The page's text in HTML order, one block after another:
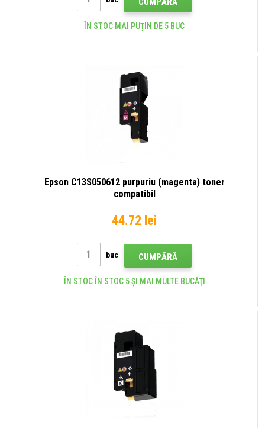
ÎN STOC MAI PUȚIN DE 5 BUC
Epson C13S050612 purpuriu (magenta) toner
compatibil
44.72 lei
buc CUMPĂRĂ
ÎN STOC ÎN STOC 5 ȘI MAI MULTE BUCĂŢI